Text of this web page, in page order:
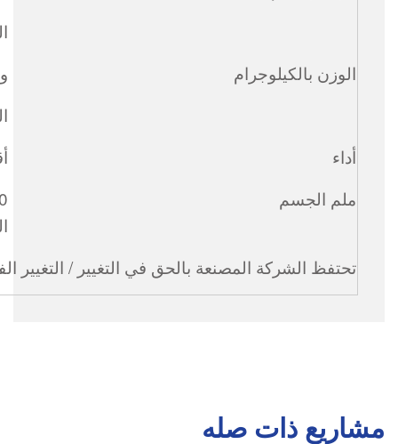
الوزن بالكيلوجرام
أداء
ملم الجسم
تحتفظ الشركة المصنعة بالحق في التغيير / التغيير
مشاريع ذات صله